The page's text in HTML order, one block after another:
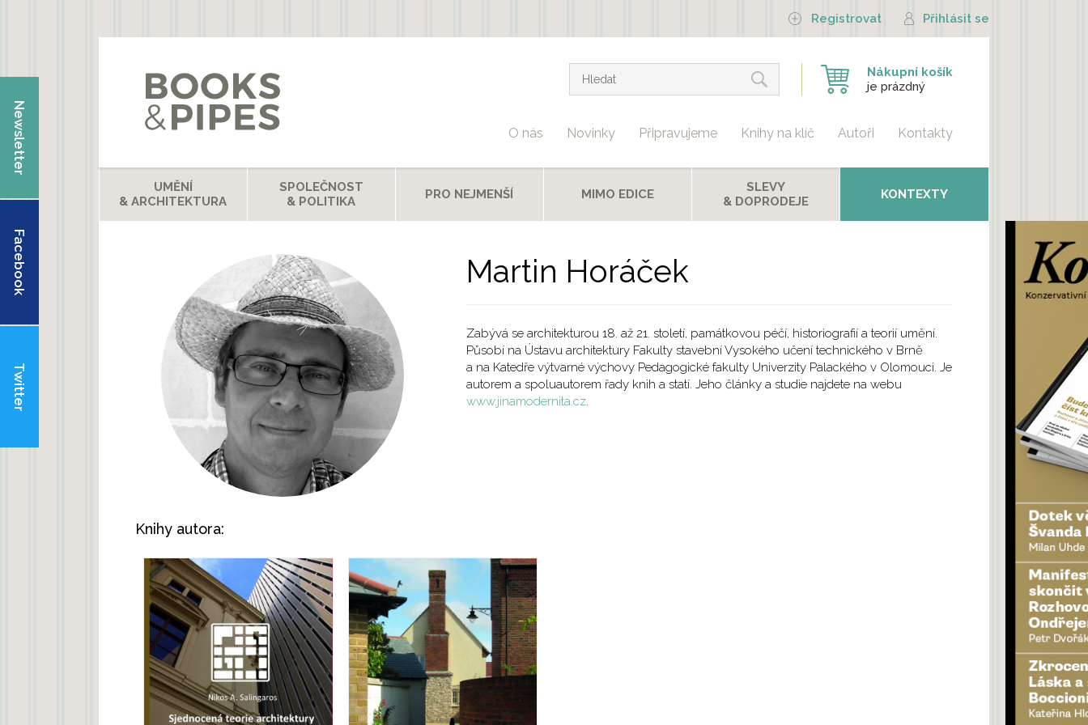
Registrovat Přihlásit se
Nákupní košík
je prázdný
Vyhledávání
Hledat
O nás Novinky Připravujeme Knihy na klíč Autoři Kontakty
UMĚNÍ
& ARCHITEKTURA
SPOLEČNOST
& POLITIKA
PRO NEJMENŠÍ MIMO EDICE
SLEVY
& DOPRODEJE
KONTEXTY
Martin Horáček
Zabývá se architekturou 18. až 21. století, památkovou péčí, historiografií a teorií umění.
Působí na Ústavu architektury Fakulty stavební Vysokého učení technického v Brně
a na Katedře výtvarné výchovy Pedagogické fakulty Univerzity Palackého v Olomouci. Je
autorem a spoluautorem řady knih a statí. Jeho články a studie najdete na webu
www.jinamodernita.cz.
Knihy autora
Newsletter
Facebook
Twitter